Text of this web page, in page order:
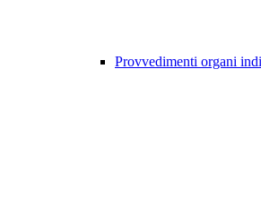
Provvedimenti organi